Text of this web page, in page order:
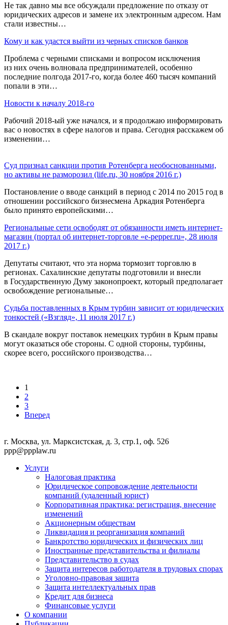
Не так давно мы все обсуждали предложение по отказу от
юридических адресов и замене их электронным адресом. Нам
стали известны…
Кому и как удастся выйти из черных списков банков
Проблема с черными списками и вопросом исключения
из них очень волновала предпринимателей, особенно
последние полгода 2017-го, когда более 460 тысяч компаний
попали в эти…
Новости к началу 2018-го
Рабочий 2018-ый уже начался, и я продолжаю информировать
вас о новостях в сфере налогов и права. Сегодня расскажем об
изменении…
Суд признал санкции против Ротенберга необоснованными,
но активы не разморозил (life.ru, 30 ноября 2016 г.)
Постановление о вводе санкций в период с 2014 по 2015 год в
отношении российского бизнесмена Аркадия Ротенберга
было принято европейскими…
Региональные сети освободят от обязанности иметь интернет-
магазин (портал об интернет-торговле «e-pepper.ru», 28 июля
2017 г.)
Депутаты считают, что эта норма тормозит торговлю в
регионах. Сахалинские депутаты подготовили и внесли
в Государственную Думу законопроект, который предполагает
освобождение региональные…
Судьба поставленных в Крым турбин зависит от юридических
тонкостей («Взгляд», 11 июля 2017 г.)
В скандале вокруг поставок немецких турбин в Крым правы
могут оказаться обе стороны. С одной стороны, турбины,
скорее всего, российского производства…
1
2
3
Вперед
г. Москва, ул. Марксистская, д. 3, стр.1, оф. 526
ppp@ppplaw.ru
Услуги
Налоговая практика
Юридическое сопровождение деятельности
компаний (удаленный юрист)
Корпоративная практика: регистрация, внесение
изменений
Акционерным обществам
Ликвидация и реорганизация компаний
Банкротство юридических и физических лиц
Иностранные представительства и филиалы
Представительство в судах
Защита интересов работодателя в трудовых спорах
Уголовно-правовая защита
Защита интеллектуальных прав
Кредит для бизнеса
Финансовые услуги
О компании